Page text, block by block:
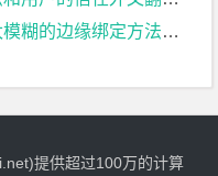
缘绑定方法外文翻译资料
提供超过100万的计算